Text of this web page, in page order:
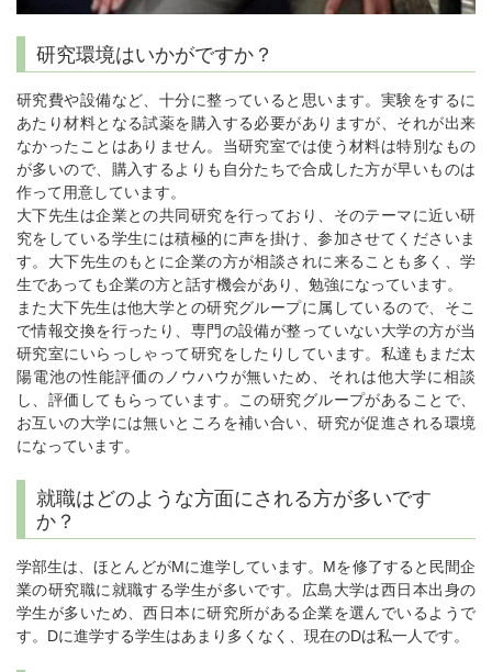
研究環境はいかがですか？
研究費や設備など、十分に整っていると思います。実験をするに
あたり材料となる試薬を購入する必要がありますが、それが出来
なかったことはありません。当研究室では使う材料は特別なもの
が多いので、購入するよりも自分たちで合成した方が早いものは
作って用意しています。
大下先生は企業との共同研究を行っており、そのテーマに近い研
究をしている学生には積極的に声を掛け、参加させてくださいま
す。大下先生のもとに企業の方が相談されに来ることも多く、学
生であっても企業の方と話す機会があり、勉強になっています。
また大下先生は他大学との研究グループに属しているので、そこ
で情報交換を行ったり、専門の設備が整っていない大学の方が当
研究室にいらっしゃって研究をしたりしています。私達もまだ太
陽電池の性能評価のノウハウが無いため、それは他大学に相談
し、評価してもらっています。この研究グループがあることで、
お互いの大学には無いところを補い合い、研究が促進される環境
になっています。
就職はどのような方面にされる方が多いです
か？
学部生は、ほとんどがMに進学しています。Mを修了すると民間企
業の研究職に就職する学生が多いです。広島大学は西日本出身の
学生が多いため、西日本に研究所がある企業を選んでいるようで
す。Dに進学する学生はあまり多くなく、現在のDは私一人です。